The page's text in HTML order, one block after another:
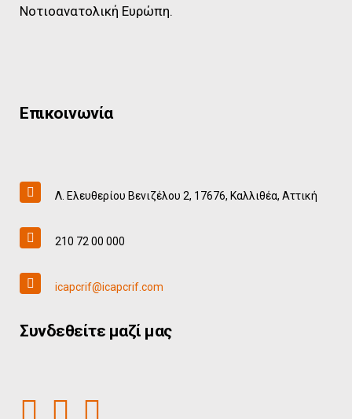
Νοτιοανατολική Ευρώπη.
Επικοινωνία
Λ. Ελευθερίου Βενιζέλου 2, 17676, Καλλιθέα, Αττική
210 72 00 000
icapcrif@icapcrif.com
Συνδεθείτε μαζί μας